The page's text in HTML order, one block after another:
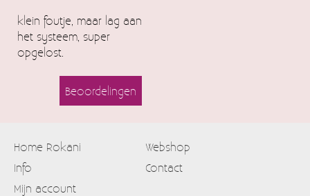
klein foutje, maar lag aan
het systeem, super
opgelost.
Beoordelingen
Home Rokani
Webshop
Info
Contact
Mijn account